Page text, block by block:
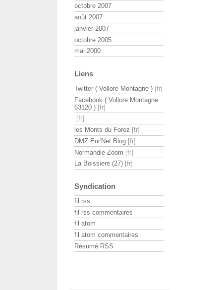
octobre 2007
août 2007
janvier 2007
octobre 2005
mai 2000
Liens
Twitter ( Vollore Montagne )
Facebook ( Vollore Montagne
63120 )
les Monts du Forez
DMZ Eur'Net Blog
Normandie Zoom
La Boissiere (27)
Syndication
fil rss
fil rss commentaires
fil atom
fil atom commentaires
Résumé RSS